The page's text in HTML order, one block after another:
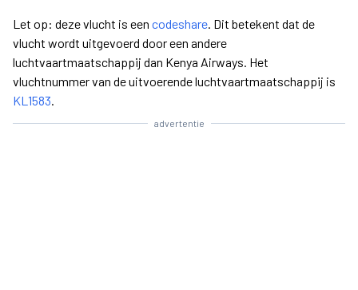
Let op: deze vlucht is een codeshare. Dit betekent dat de
vlucht wordt uitgevoerd door een andere
luchtvaartmaatschappij dan Kenya Airways. Het
vluchtnummer van de uitvoerende luchtvaartmaatschappij is
KL1583.
advertentie